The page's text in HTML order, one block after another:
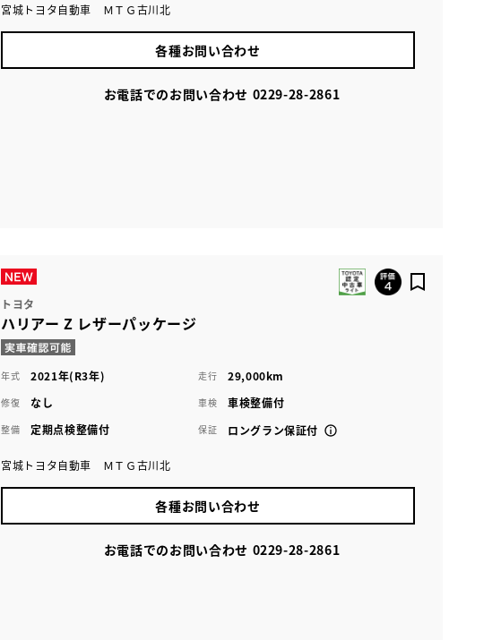
宮城トヨタ自動車 ＭＴＧ古川北
各種お問い合わせ
お電話でのお問い合わせ 0229-28-2861
トヨタ
ハリアー Z レザーパッケージ
年式 2021年(R3年) 走行 29,000km
修復 なし 車検 車検整備付
整備 定期点検整備付 保証 ロングラン保証付
宮城トヨタ自動車 ＭＴＧ古川北
各種お問い合わせ
お電話でのお問い合わせ 0229-28-2861